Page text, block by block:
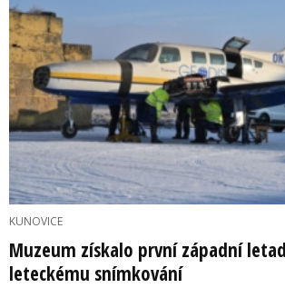
KUNOVICE
Muzeum získalo první západní
leteckému snímkování